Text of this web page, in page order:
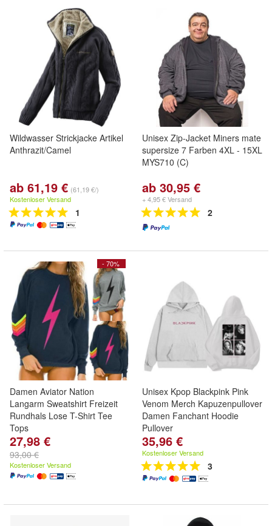
Wildwasser Strickjacke Artikel
Anthrazit/Camel
ab 61,19 € (61,19 €/)
Kostenloser Versand
1
Unisex Zip-Jacket Miners mate
supersize 7 Farben 4XL - 15XL
MYS710 (C)
ab 30,95 €
+ 4,95 € Versand
2
- 70%
Damen Aviator Nation
Langarm Sweatshirt Freizeit
Rundhals Lose T-Shirt Tee
Tops
27,98 €
93,00 €
Kostenloser Versand
Unisex Kpop Blackpink Pink
Venom Merch Kapuzenpullover
Damen Fanchant Hoodie
Pullover
35,96 €
Kostenloser Versand
3